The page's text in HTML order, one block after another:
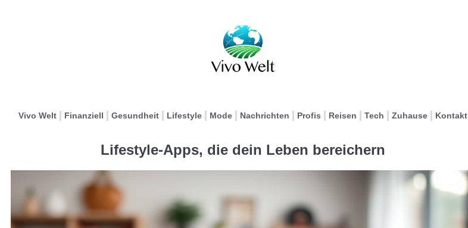
Vivo Welt Finanziell Gesundheit Lifestyle Mode Nachrichten Profis Reisen Tech Zuhause Kontakt
Lifestyle-Apps, die dein Leben bereichern